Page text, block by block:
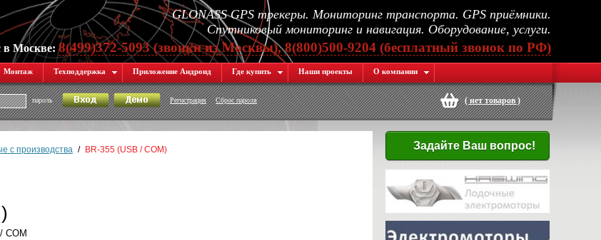
GLONASS GPS трекеры. Мониторинг транспорта. GPS приёмники.
Спутниковый мониторинг и навигация. Оборудование, услуги.
в Москве:8(499)372-5093 (звонки из Москвы), 8(800)500-9204 (бесплатный звонок по РФ)
Монтаж Техподдержка Приложение Андроид Где купить Наши проекты О компании
пароль Регистрация Сброс пароля (нет товаров)
с производства / BR-355 (USB / COM)
COM
Задайте Ваш вопрос!